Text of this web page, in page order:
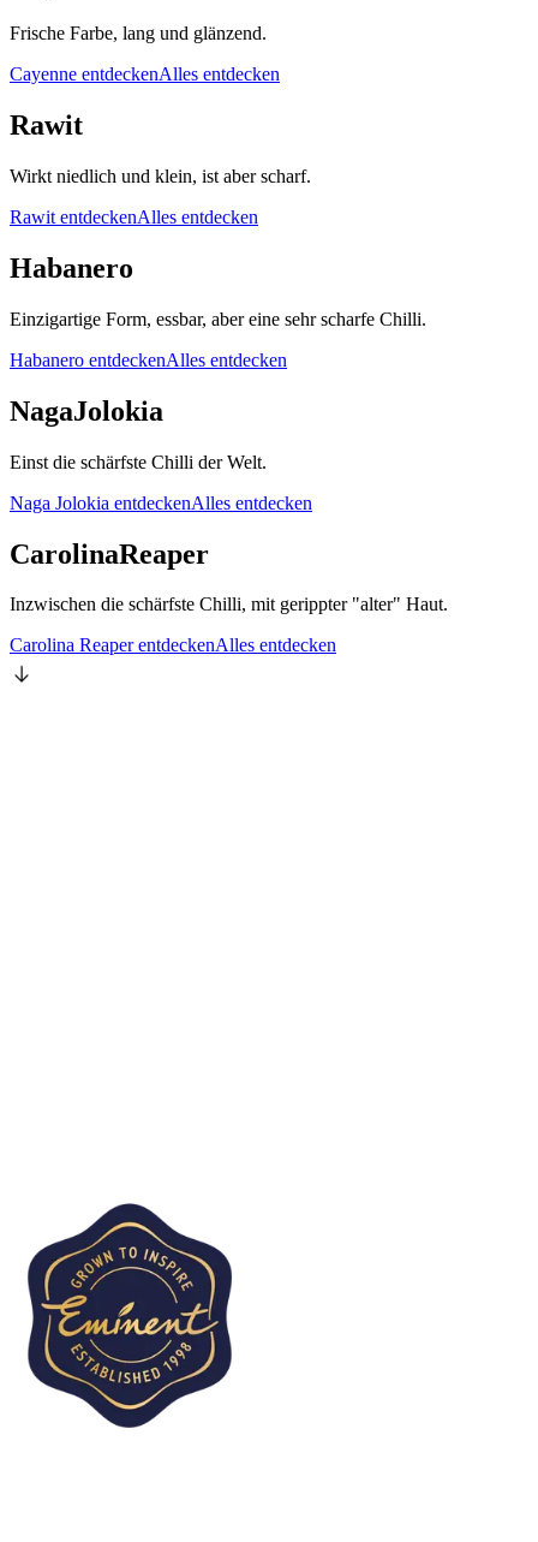
Frische Farbe, lang und glänzend.
Cayenne entdeckenAlles entdecken
Rawit
Wirkt niedlich und klein, ist aber scharf.
Rawit entdeckenAlles entdecken
Habanero
Einzigartige Form, essbar, aber eine sehr scharfe Chilli.
Habanero entdeckenAlles entdecken
NagaJolokia
Einst die schärfste Chilli der Welt.
Naga Jolokia entdeckenAlles entdecken
CarolinaReaper
Inzwischen die schärfste Chilli, mit gerippter "alter" Haut.
Carolina Reaper entdeckenAlles entdecken